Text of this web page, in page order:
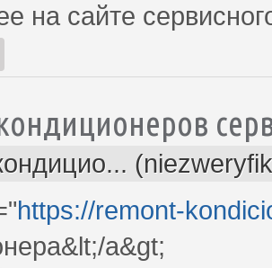
на сайте
https://remont-
a&gt;